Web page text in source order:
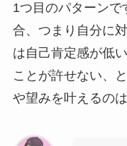
1つ目のパターン
合、つまり 自分に
は自己肯定感が低
ことが許せない、
や望みを叶えるの